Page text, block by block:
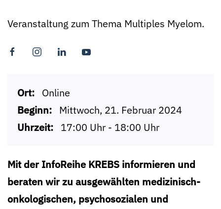
Veranstaltung zum Thema Multiples Myelom.
Ort: Online
Beginn: Mittwoch, 21. Februar 2024
Uhrzeit: 17:00 Uhr - 18:00 Uhr
Mit der InfoReihe KREBS informieren und
beraten wir zu ausgewählten medizinisch-
onkologischen, psychosozialen und